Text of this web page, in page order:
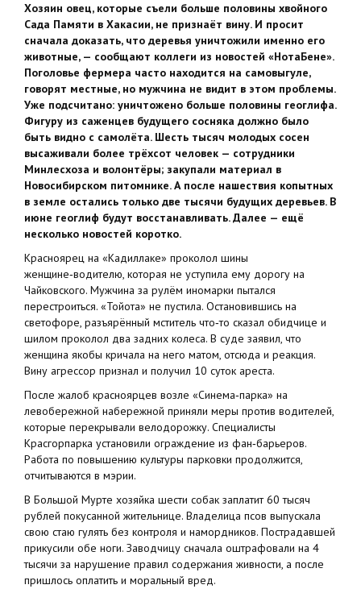
Хозяин овец, которые съели больше половины хвойного
Сада Памяти в Хакасии, не признаёт вину. И просит
сначала доказать, что деревья уничтожили именно его
животные, — сообщают коллеги из новостей «НотаБене».
Поголовье фермера часто находится на самовыгуле,
говорят местные, но мужчина не видит в этом проблемы.
Уже подсчитано: уничтожено больше половины геоглифа.
Фигуру из саженцев будущего сосняка должно было
быть видно с самолёта. Шесть тысяч молодых сосен
высаживали более трёхсот человек — сотрудники
Минлесхоза и волонтёры; закупали материал в
Новосибирском питомнике. А после нашествия копытных
в земле остались только две тысячи будущих деревьев. В
июне геоглиф будут восстанавливать. Далее — ещё
несколько новостей коротко.
Красноярец на «Кадиллаке» проколол шины
женщине‑водителю, которая не уступила ему дорогу на
Чайковского. Мужчина за рулём иномарки пытался
перестроиться. «Тойота» не пустила. Остановившись на
светофоре, разъярённый мститель что‑то сказал обидчице и
шилом проколол два задних колеса. В суде заявил, что
женщина якобы кричала на него матом, отсюда и реакция.
Вину агрессор признал и получил 10 суток ареста.
После жалоб красноярцев возле «Синема‑парка» на
левобережной набережной приняли меры против водителей,
которые перекрывали велодорожку. Специалисты
Красгорпарка установили ограждение из фан‑барьеров.
Работа по повышению культуры парковки продолжится,
отчитываются в мэрии.
В Большой Мурте хозяйка шести собак заплатит 60 тысяч
рублей покусанной жительнице. Владелица псов выпускала
свою стаю гулять без контроля и намордников. Пострадавшей
прикусили обе ноги. Заводчицу сначала оштрафовали на 4
тысячи за нарушение правил содержания живности, а после
пришлось оплатить и моральный вред.